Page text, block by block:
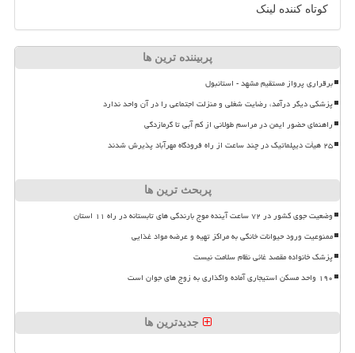
کوتاه کننده لینک
پربیننده ترین ها
برقراری پرواز مستقیم مشهد - استانبول
پزشکی دیگر درآمد، رضایت شغلی و منزلت اجتماعی را در آن واحد ندارد
راهنمای حضور ایمن در مراسم طولانی از کم آبی تا گرمازدگی
۲۵ هیأت دیپلماتیک در چند ساعت از راه فرودگاه مهرآباد پذیرش شدند
پربحث ترین ها
وضعیت جوی کشور در ۷۲ ساعت آینده موج بارندگی های تابستانه در راه ۱۱ استان
ممنوعیت ورود حیوانات خانگی به مراکز تهیه و عرضه مواد غذایی
پزشک خانواده مقصد غائی نظام سلامت نیست
۱۹۰ واحد مسکن استیجاری آماده واگذاری به زوج های جوان است
جدیدترین ها